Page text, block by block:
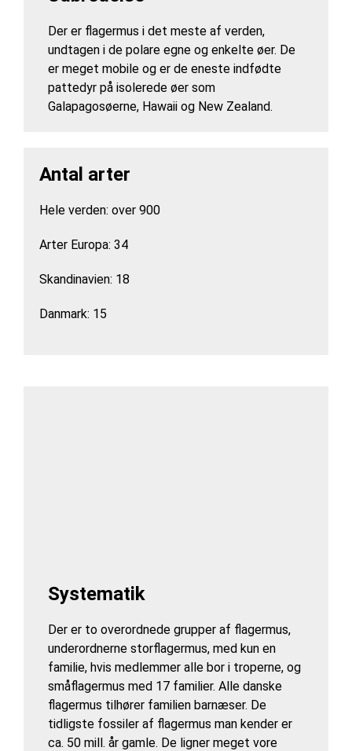
Der er flagermus i det meste af verden,
undtagen i de polare egne og enkelte øer. De
er meget mobile og er de eneste indfødte
pattedyr på isolerede øer som
Galapagosøerne, Hawaii og New Zealand.
Antal arter
Hele verden: over 900
Arter Europa: 34
Skandinavien: 18
Danmark: 15
Systematik
Der er to overordnede grupper af flagermus,
underordnerne storflagermus, med kun en
familie, hvis medlemmer alle bor i troperne, og
småflagermus med 17 familier. Alle danske
flagermus tilhører familien barnæser. De
tidligste fossiler af flagermus man kender er
ca. 50 mill. år gamle. De ligner meget vore